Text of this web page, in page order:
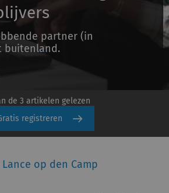
Inloggenpartner (in
buitenland.
de 3 artikelen gelezen
registreren
op den Camp